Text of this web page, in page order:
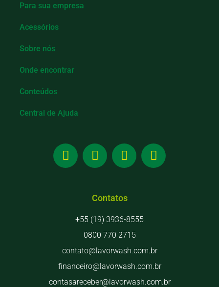
Para sua empresa
Acessórios
Sobre nós
Onde encontrar
Conteúdos
Central de Ajuda
Contatos
+55 (19) 3936-8555
0800 770 2715
contato@lavorwash.com.br
financeiro@lavorwash.com.br
contasareceber@lavorwash.com.br